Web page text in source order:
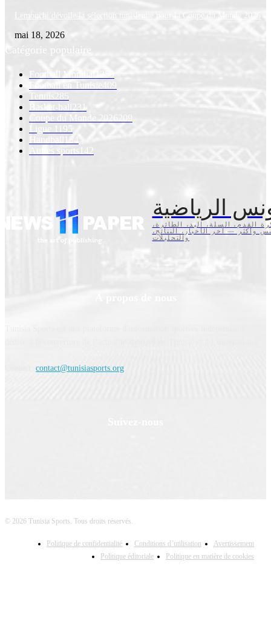
Lemouchi dévoile la sélection tunisienne pour la Coupe du Monde 2026
mai 18, 2026
Catégorie populaire
Football Mondial
1259
Football en Tunisie 409
Tennis
285
Basket-ball
231
Coupe du Monde 2026 209
Ligue 1
195
Handball
154
Autres sports 142
الرياضية
القدم، السلة، اليد، الطائرة،
وأكثر — آخر الأخبار، النتائج،
والتحليلات
contact@tunisiasports.org
© 2026 Tunisia Sports. Tous droits réservés.
Politique de confidentialité Conditions d’utilisation
Avertissement
Politique éditoriale
Politique en matière de cookies